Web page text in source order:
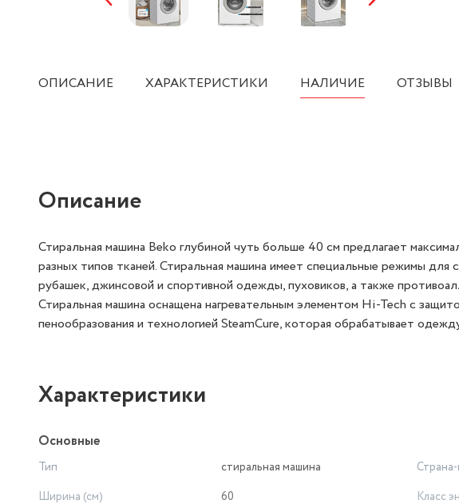
ОПИСАНИЕ ХАРАКТЕРИСТИКИ НАЛИЧИЕ ОТЗЫВЫ
Описание
Стиральная машина Beko глубиной чуть больше 40 см предлагает
разных типов тканей. Стиральная машина имеет специальные режимы
рубашек, джинсовой и спортивной одежды, пуховиков, а также
Стиральная машина оснащена нагревательным элементом Hi-Tech с
пенообразования и технологией SteamCure, которая обрабатывает
Характеристики
Основные
Тип
стиральная машина
Ширина (см)
60
Класс